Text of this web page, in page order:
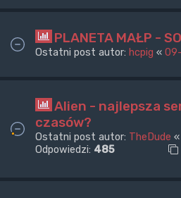
PLANETA MAŁP -
Ostatni post autor: hcpig «
Alien - najlepsza
czasów?
Ostatni post autor: TheDude «
Odpowiedzi: 485